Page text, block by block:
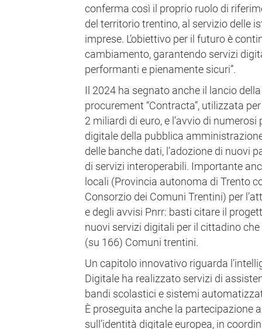
conferma così il proprio ruolo di
del territorio trentino, al servizio delle
imprese. L’obiettivo per il futuro è
cambiamento, garantendo servizi
performanti e pienamente sicuri”.
Il 2024 ha segnato anche il lancio
procurement “Contracta”, utilizzata
2 miliardi di euro, e l’avvio di
digitale della pubblica
delle banche dati, l’adozione di nuovi
di servizi interoperabili. Importante
locali (Provincia autonoma di Trento
Consorzio dei Comuni Trentini) per
e degli avvisi Pnrr: basti citare il
nuovi servizi digitali per il cittadino
(su 166) Comuni trentini.
Un capitolo innovativo riguarda
Digitale ha realizzato servizi di
bandi scolastici e sistemi
È proseguita anche la partecipazione
sull’identità digitale europea, in